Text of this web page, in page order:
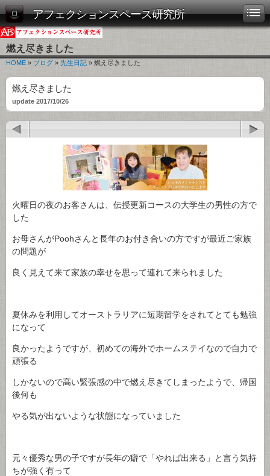
アフェクションスペース研究所
燃え尽きました
HOME » ブログ » 先生日記 » 燃え尽きました
燃え尽きました
update 2017/10/26
火曜日の夜のお客さんは、伝授更新コースの大学生の男性の方で
した
お母さんがPoohさんと長年のお付き合いの方ですが最近ご家族
の問題が
良く見えて来て家族の幸せを思って連れて来られました
夏休みを利用してオーストラリアに短期留学をされてとても勉強
になって
良かったようですが、初めての海外でホームステイなので自力で
頑張る
しかないので高い緊張感の中で燃え尽きてしまったようで、帰国
後何も
やる気が出ないような状態になっていました
元々優秀な男の子ですが長年の癖で「やれば出来る」と言う気持
ちが強く有って